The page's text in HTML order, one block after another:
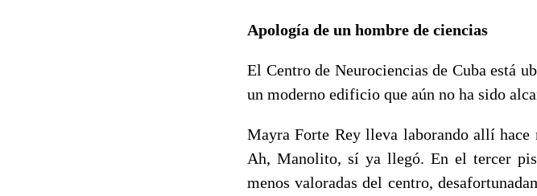
Apología de un hombre de ciencias
El Centro de Neurociencias de Cuba está
un moderno edificio que aún no ha sido
Mayra Forte Rey lleva laborando allí hace
Ah, Manolito, sí ya llegó. En el tercer
menos valoradas del centro,